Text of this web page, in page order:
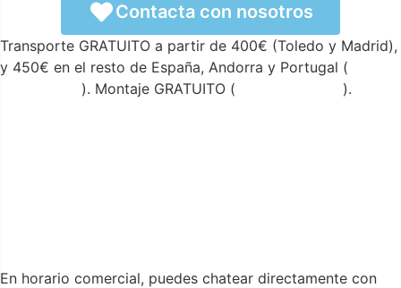
Contacta con nosotros
Transporte GRATUITO a partir de 400€ (Toledo y Madrid),
y 450€ en el resto de España, Andorra y Portugal (
). Montaje GRATUITO ( ).
En horario comercial, puedes chatear directamente con